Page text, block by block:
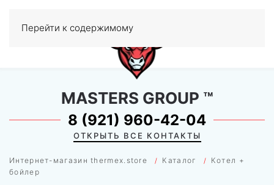
Перейти к содержимому
0
Интернет-магазин thermex.store Каталог
Котел +
бойлер
MASTERS GROUP ™
8 (921) 960-42-04
ОТКРЫТЬ ВСЕ КОНТАКТЫ